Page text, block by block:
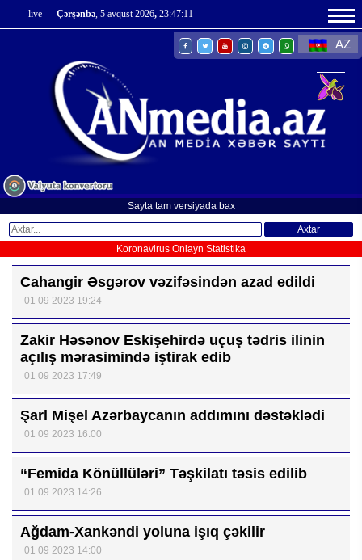
live Çərşənbə, 5 avqust 2026, 23:47:12
AZ
Sayta tam versiyada bax
Axtar
Koronavirus Onlayn Statistika
Cahangir Əsgərov vəzifəsindən azad edildi
01 09 2023 19:24
Zakir Həsənov Eskişehirdə uçuş tədris ilinin
açılış mərasimində iştirak edib
01 09 2023 17:49
Şarl Mişel Azərbaycanın addımını dəstəklədi
01 09 2023 16:00
“Femida Könüllüləri” Təşkilatı təsis edilib
01 09 2023 14:26
Ağdam-Xankəndi yoluna işıq çəkilir
01 09 2023 14:00